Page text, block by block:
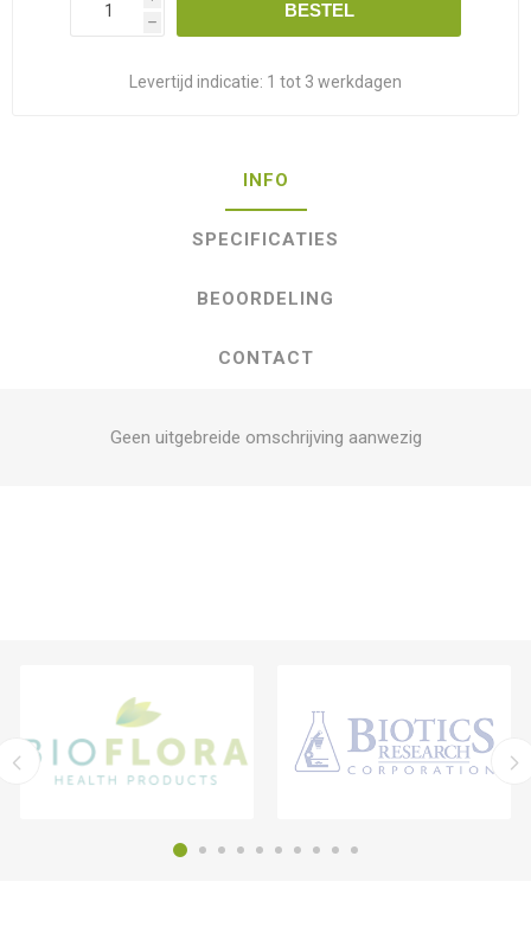
h
BESTEL
Levertijd indicatie: 1 tot 3 werkdagen
INFO
SPECIFICATIES
BEOORDELING
CONTACT
Geen uitgebreide omschrijving aanwezig